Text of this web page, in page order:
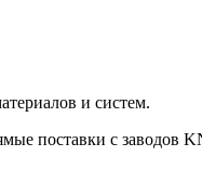
и систем.
поставки с заводов